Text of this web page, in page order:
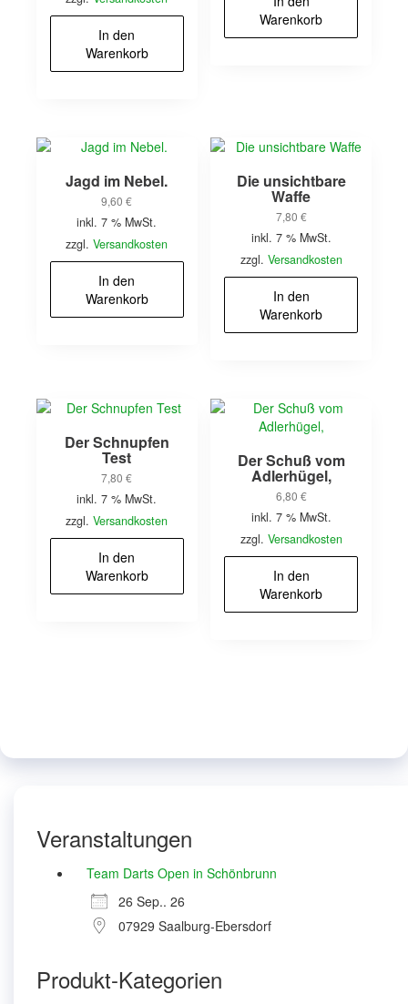
In den
Warenkorb
Warenkorb
Jagd im Nebel.
9,60€
inkl. 7 % MwSt.
zzgl.Versandkosten
In den
Warenkorb
Die unsichtbare
Waffe
7,80 €
inkl. 7 % MwSt.
zzgl. Versandkosten
In den
Warenkorb
Der Schnupfen
Test
7,80€
inkl. 7 % MwSt.
zzgl.Versandkosten
In den
Warenkorb
Der Schuß vom
Adlerhügel,
6,80 €
inkl. 7 % MwSt.
zzgl. Versandkosten
In den
Warenkorb
Veranstaltungen
Team Darts Open in Schönbrunn
26 Sep.. 26
07929 Saalburg-Ebersdorf
Produkt-Kategorien